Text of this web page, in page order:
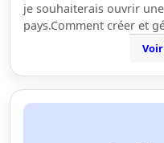
je souhaiterais ouvrir
pays.Comment créer et